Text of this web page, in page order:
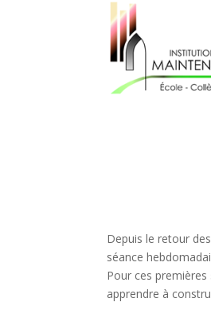
Depuis le retour
séance
Pour ces premières
apprendre à